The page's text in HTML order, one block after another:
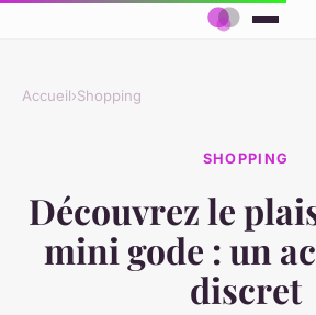
Accueil›Shopping
SHOPPING
Découvrez le
mini gode : un
discret